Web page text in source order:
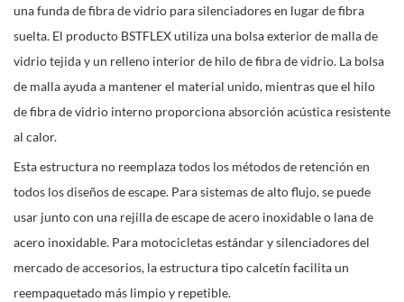
una funda de fibra de vidrio para silenciadores en lugar de fibra
suelta. El producto BSTFLEX utiliza una bolsa exterior de malla de
vidrio tejida y un relleno interior de hilo de fibra de vidrio. La bolsa
de malla ayuda a mantener el material unido, mientras que el hilo
de fibra de vidrio interno proporciona absorción acústica resistente
al calor.
Esta estructura no reemplaza todos los métodos de retención en
todos los diseños de escape. Para sistemas de alto flujo, se puede
usar junto con una rejilla de escape de acero inoxidable o lana de
acero inoxidable. Para motocicletas estándar y silenciadores del
mercado de accesorios, la estructura tipo calcetín facilita un
reempaquetado más limpio y repetible.